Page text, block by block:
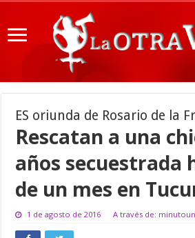
ES oriunda de Rosario de la
Rescatan a una
años secuestrada
de un mes en
1 de agosto de 2016 A través de: